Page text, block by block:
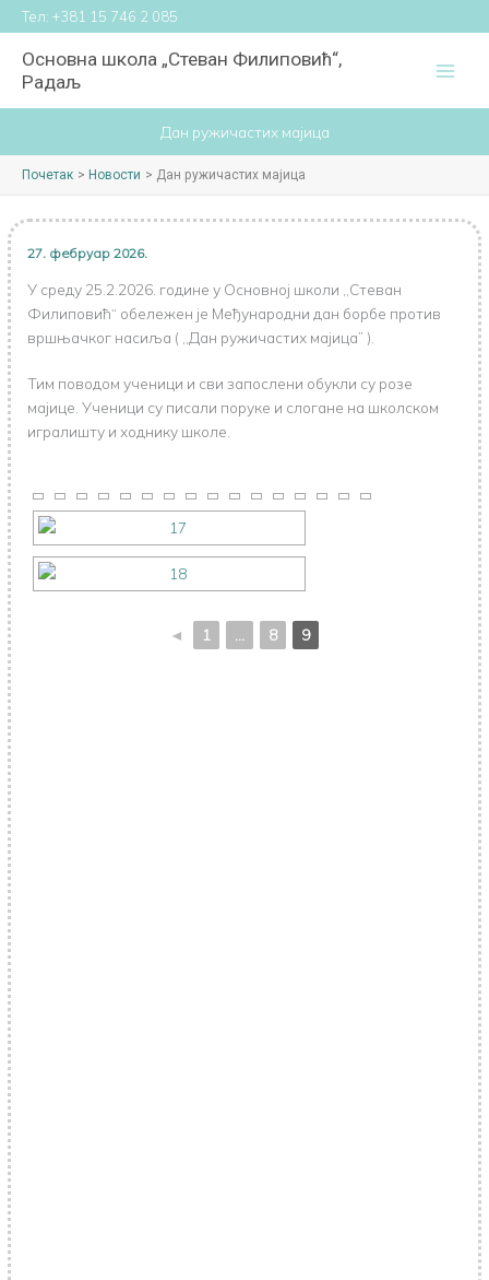
Пређи
на
садржај
Тел: +381 15 746 2 085
Основна школа „Стеван Филиповић“,
Радаљ
Дан ружичастих мајица
Почетак Новости Дан ружичастих мајица
27. фебруар 2026.
У среду 25.2.2026. године у Основној школи ,,Стеван
Филиповић“ обележен је Међународни дан борбе против
вршњачког насиља ( ,,Дан ружичастих мајица” ).
Тим поводом ученици и сви запослени обукли су розе
мајице. Ученици су писали поруке и слогане на школском
игралишту и ходнику школе.
◄ 1 ... 8 9